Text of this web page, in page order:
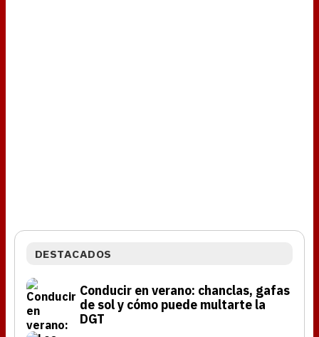
DESTACADOS
Conducir en verano: chanclas, gafas
de sol y cómo puede multarte la
DGT